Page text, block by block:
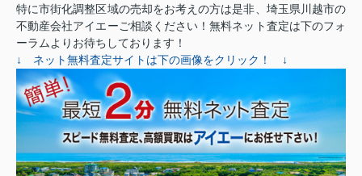
特に市街化調整区域の売却をお考えの方は是非、埼玉県川越市の
不動産会社アイエーご相談ください！無料ネット査定は下のフォ
ーラムよりお待ちしております！
↓ ネット無料査定サイトは下の画像をクリック！ ↓